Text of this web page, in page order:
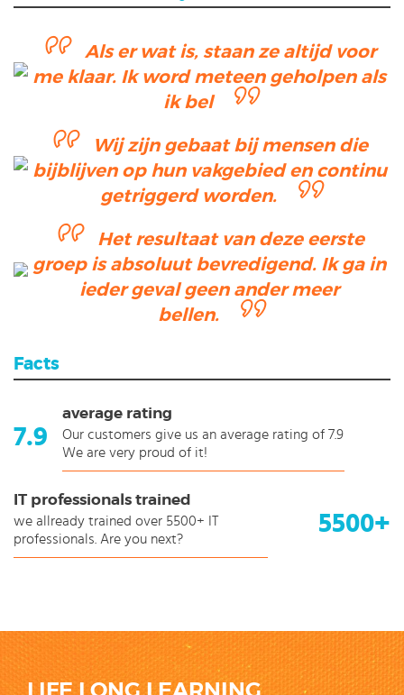
Als er wat is, staan ze altijd voor
me klaar. Ik word meteen geholpen als
ik bel
Wij zijn gebaat bij mensen die
bijblijven op hun vakgebied en continu
getriggerd worden.
Het resultaat van deze eerste
groep is absoluut bevredigend. Ik ga in
ieder geval geen ander meer
bellen.
Facts
7.9
average rating
Our customers give us an average rating of 7.9
We are very proud of it!
5500+
IT professionals trained
we allready trained over 5500+ IT
professionals. Are you next?